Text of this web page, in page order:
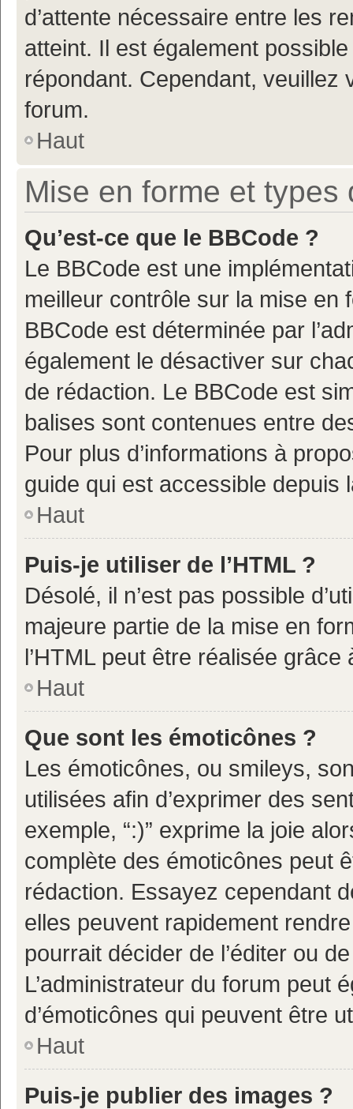
d’attente nécessaire entre les
atteint. Il est également
répondant. Cependant,
forum.
Haut
Mise en forme et types
Qu’est-ce que le BBCode ?
Le BBCode est une
meilleur contrôle sur la mise en
BBCode est déterminée par
également le désactiver sur
de rédaction. Le BBCode est
balises sont contenues entre
Pour plus d’informations à
guide qui est accessible depuis
Haut
Puis-je utiliser de l’HTML ?
Désolé, il n’est pas possible
majeure partie de la mise en
l’HTML peut être réalisée grâce
Haut
Que sont les émoticônes ?
Les émoticônes, ou smileys,
utilisées afin d’exprimer des
exemple, “:)” exprime la joie
complète des émoticônes peut
rédaction. Essayez cependant
elles peuvent rapidement
pourrait décider de l’éditer ou
L’administrateur du forum peut
d’émoticônes qui peuvent être
Haut
Puis-je publier des images ?